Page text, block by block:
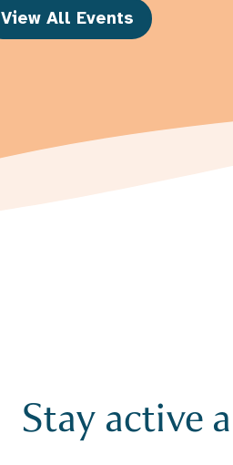
View All Events
Stay active